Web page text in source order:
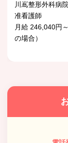
川嶌整形外科病院
准看護師
月給 246,040円
の場合）